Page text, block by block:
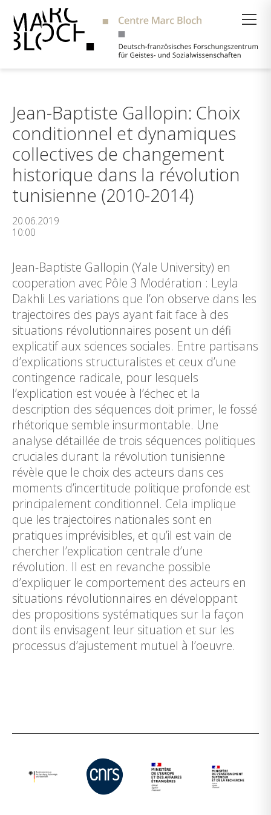
Jean-Baptiste Gallopin: Choix
conditionnel et dynamiques
collectives de changement
historique dans la révolution
tunisienne (2010-2014)
20.06.2019
10:00
Jean-Baptiste Gallopin (Yale University) en
cooperation avec Pôle 3 Modération : Leyla
Dakhli Les variations que l’on observe dans les
trajectoires des pays ayant fait face à des
situations révolutionnaires posent un défi
explicatif aux sciences sociales. Entre partisans
d’explications structuralistes et ceux d’une
contingence radicale, pour lesquels
l’explication est vouée à l’échec et la
description des séquences doit primer, le fossé
rhétorique semble insurmontable. Une
analyse détaillée de trois séquences politiques
cruciales durant la révolution tunisienne
révèle que le choix des acteurs dans ces
moments d’incertitude politique profonde est
principalement conditionnel. Cela implique
que les trajectoires nationales sont en
pratiques imprévisibles, et qu’il est vain de
chercher l’explication centrale d’une
révolution. Il est en revanche possible
d’expliquer le comportement des acteurs en
situations révolutionnaires en développant
des propositions systématiques sur la façon
dont ils envisagent leur situation et sur les
processus d’ajustement mutuel à l’oeuvre.